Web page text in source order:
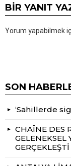
BIR YANIT
Yorum yapabilmek
SON
‘Sahillerde
CHAÎNE DES
GELENEKSEL
GERÇEKLEŞTİ